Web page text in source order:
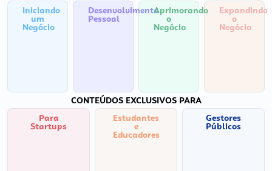
Iniciando
um
Negócio
Desenvolvimento
Pessoal
Aprimorando
o
Negócio
Expandindo
o
Negócio
CONTEÚDOS EXCLUSIVOS PARA
Para
Startups
Estudantes
e
Educadores
Gestores
Públicos